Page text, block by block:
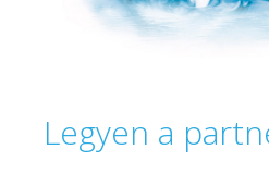
Legyen a